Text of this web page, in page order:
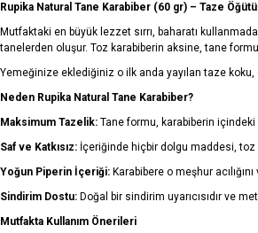
Rupika Natural Tane Karabiber (60 gr) – Taze
Mutfaktaki en büyük lezzet sırrı, baharatı
tanelerden oluşur. Toz karabiberin aksine, tane
Yemeğinize eklediğiniz o ilk anda yayılan taze
Neden Rupika Natural Tane Karabiber?
Maksimum Tazelik: Tane formu, karabiberin
Saf ve Katkısız: İçeriğinde hiçbir dolgu maddesi, toz
Yoğun Piperin İçeriği: Karabibere o meşhur
Sindirim Dostu: Doğal bir sindirim uyarıcısıdır ve
Mutfakta Kullanım Önerileri